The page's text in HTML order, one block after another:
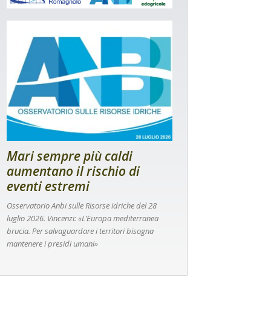
Mari sempre più caldi
aumentano il rischio di
eventi estremi
Osservatorio Anbi sulle Risorse idriche del 28
luglio 2026. Vincenzi: «L’Europa mediterranea
brucia. Per salvaguardare i territori bisogna
mantenere i presidi umani»